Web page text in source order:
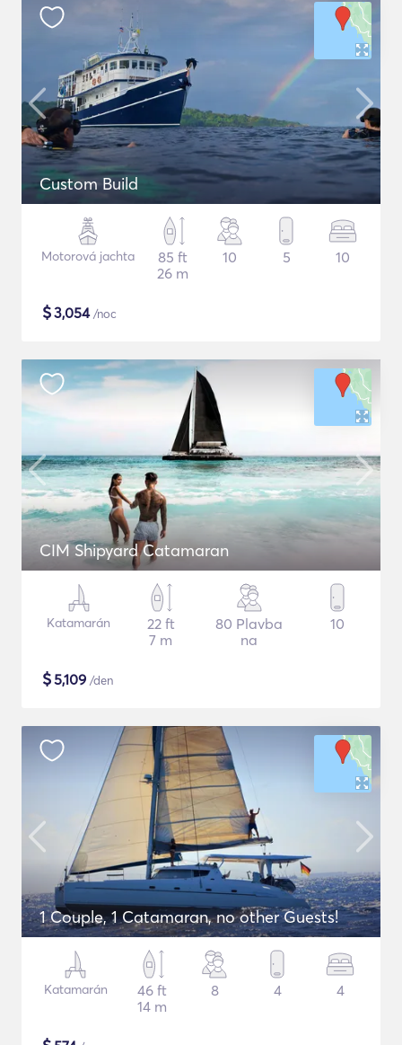
Custom Build
Motorová jachta
85 ft
26 m
10 5 10
$3,054/noc
CIM Shipyard Catamaran
Katamarán
22 ft
7 m
80 Plavba
na
10
$5,109 /den
1 Couple, 1 Catamaran, no other Guests!
Katamarán
46 ft
14 m
8 4 4